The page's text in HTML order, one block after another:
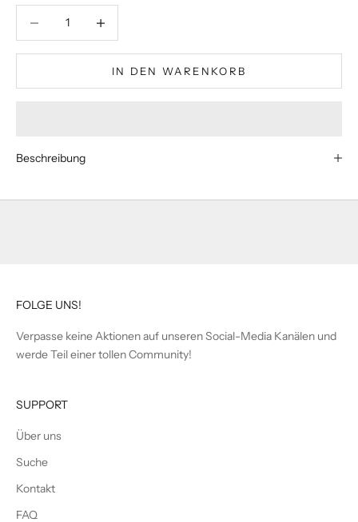
IN DEN WARENKORB
Beschreibung
FOLGE UNS!
Verpasse keine Aktionen auf unseren Social-Media Kanälen und
werde Teil einer tollen Community!
SUPPORT
Über uns
Suche
Kontakt
FAQ